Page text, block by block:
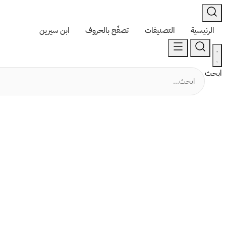
الرئيسية التصنيفات تصفّح بالحروف ابن سيرين
ابحث